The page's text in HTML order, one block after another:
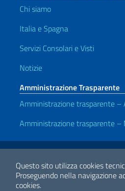
Questo sito utilizza cookies
Proseguendo nella navigazione
cookies.
Chi siamo
Italia e Spagna
Servizi Consolari e Visti
Notizie
Amministrazione Trasparente
Amministrazione trasparente –
Amministrazione trasparente –
Link Utili